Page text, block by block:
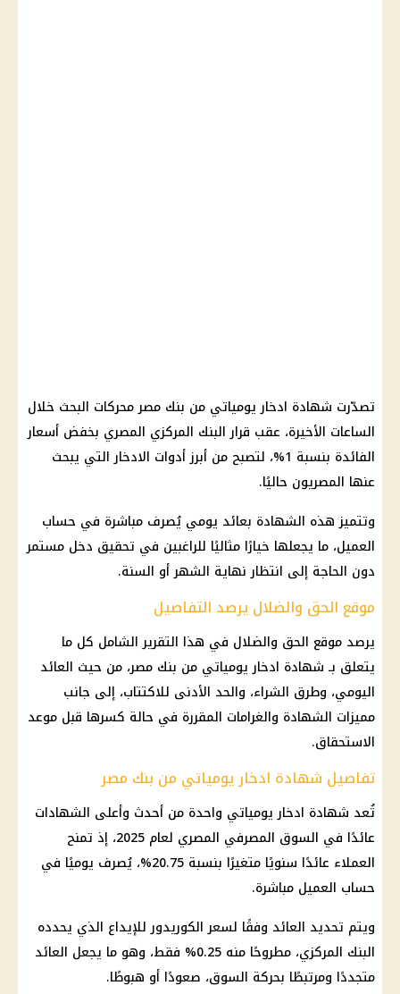
تصدّرت شهادة ادخار يومياتي من بنك مصر محركات البحث خلال
الساعات الأخيرة، عقب قرار البنك المركزي المصري بخفض أسعار
الفائدة بنسبة 1%، لتصبح من أبرز أدوات الادخار التي يبحث
عنها المصريون حاليًا.
وتتميز هذه الشهادة بعائد يومي يُصرف مباشرة في حساب
العميل، ما يجعلها خيارًا مثاليًا للراغبين في تحقيق دخل مستمر
دون الحاجة إلى انتظار نهاية الشهر أو السنة.
موقع الحق والضلال يرصد التفاصيل
يرصد موقع الحق والضلال في هذا التقرير الشامل كل ما
يتعلق بـ شهادة ادخار يومياتي من بنك مصر، من حيث العائد
اليومي، وطرق الشراء، والحد الأدنى للاكتتاب، إلى جانب
مميزات الشهادة والغرامات المقررة في حالة كسرها قبل موعد
الاستحقاق.
تفاصيل شهادة ادخار يومياتي من بنك مصر
تُعد شهادة ادخار يومياتي واحدة من أحدث وأعلى الشهادات
عائدًا في السوق المصرفي المصري لعام 2025، إذ تمنح
العملاء عائدًا سنويًا متغيرًا بنسبة 20.75%، يُصرف يوميًا في
حساب العميل مباشرة.
ويتم تحديد العائد وفقًا لسعر الكوريدور للإيداع الذي يحدده
البنك المركزي، مطروحًا منه 0.25% فقط، وهو ما يجعل العائد
متجددًا ومرتبطًا بحركة السوق، صعودًا أو هبوطًا.